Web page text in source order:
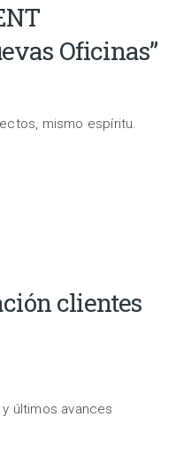
Oficinas”
mismo espíritu.
clientes
últimos avances